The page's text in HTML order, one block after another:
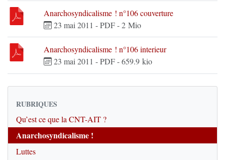
Anarchosyndicalisme ! n°106 couverture
23 mai 2011 -PDF-2 Mio
Anarchosyndicalisme ! n°106 interieur
23 mai 2011 -PDF-659.9 kio
RUBRIQUES
Qu’est ce que la CNT-AIT ?
Anarchosyndicalisme !
Luttes